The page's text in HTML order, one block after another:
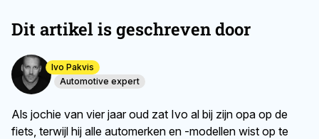
Dit artikel is geschreven door
Ivo Pakvis
Automotive expert
Als jochie van vier jaar oud zat Ivo al bij zijn opa op de
fiets, terwijl hij alle automerken en -modellen wist op te